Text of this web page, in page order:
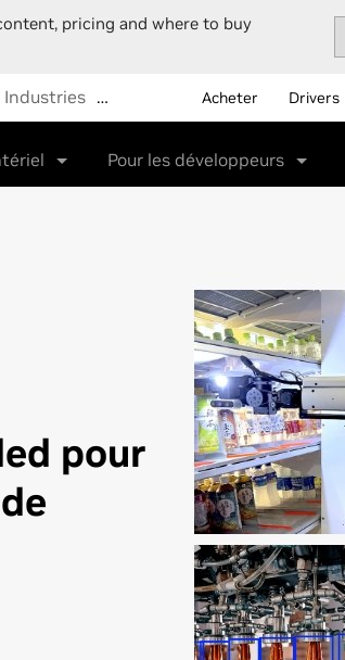
pricing and where to buy
Industries … Acheter Drivers
Pour les développeurs
pour